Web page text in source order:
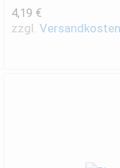
4,19 €
zzgl. Versandkosten